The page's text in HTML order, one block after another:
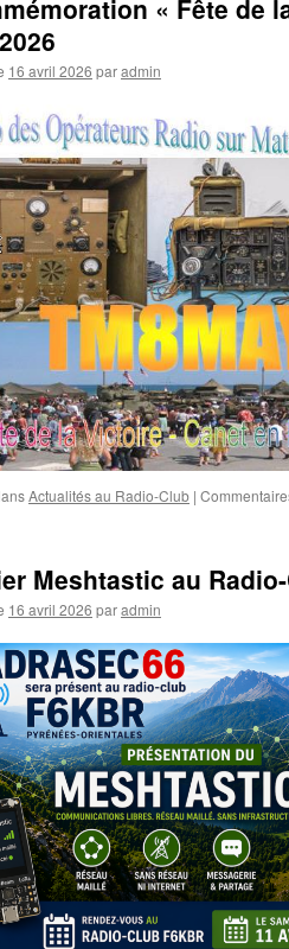
« Fête de
16 avril 2026 paradmin
Actualités au Radio-Club |
Meshtastic au
16 avril 2026 paradmin